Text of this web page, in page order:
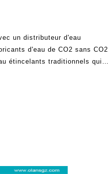
un distributeur d'eau
d'eau de CO2 sans CO2
étincelants traditionnels qui
de F